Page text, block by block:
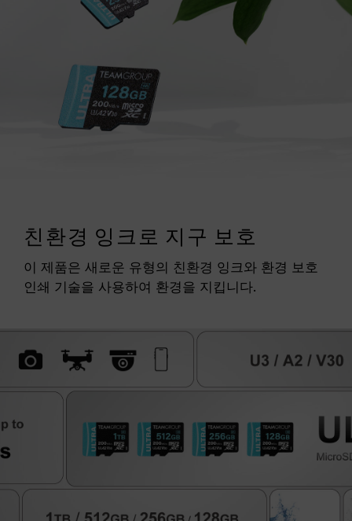
친환경 잉크로 지구 보호
이 제품은 새로운 유형의 친환경 잉크와 환경 보호
인쇄 기술을 사용하여 환경을 지킵니다.